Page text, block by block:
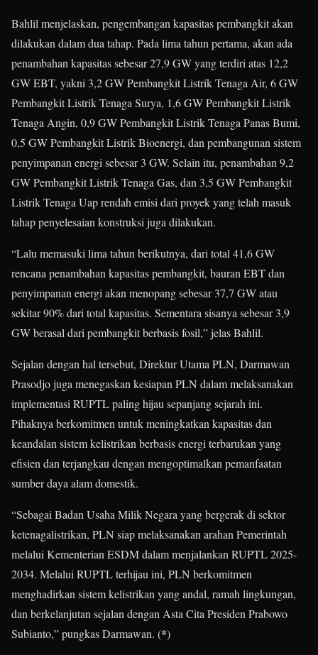
Bahlil menjelaskan, pengembangan kapasitas pembangkit akan
dilakukan dalam dua tahap. Pada lima tahun pertama, akan ada
penambahan kapasitas sebesar 27,9 GW yang terdiri atas 12,2
GW EBT, yakni 3,2 GW Pembangkit Listrik Tenaga Air, 6 GW
Pembangkit Listrik Tenaga Surya, 1,6 GW Pembangkit Listrik
Tenaga Angin, 0,9 GW Pembangkit Listrik Tenaga Panas Bumi,
0,5 GW Pembangkit Listrik Bioenergi, dan pembangunan sistem
penyimpanan energi sebesar 3 GW. Selain itu, penambahan 9,2
GW Pembangkit Listrik Tenaga Gas, dan 3,5 GW Pembangkit
Listrik Tenaga Uap rendah emisi dari proyek yang telah masuk
tahap penyelesaian konstruksi juga dilakukan.
“Lalu memasuki lima tahun berikutnya, dari total 41,6 GW
rencana penambahan kapasitas pembangkit, bauran EBT dan
penyimpanan energi akan menopang sebesar 37,7 GW atau
sekitar 90% dari total kapasitas. Sementara sisanya sebesar 3,9
GW berasal dari pembangkit berbasis fosil,” jelas Bahlil.
Sejalan dengan hal tersebut, Direktur Utama PLN, Darmawan
Prasodjo juga menegaskan kesiapan PLN dalam melaksanakan
implementasi RUPTL paling hijau sepanjang sejarah ini.
Pihaknya berkomitmen untuk meningkatkan kapasitas dan
keandalan sistem kelistrikan berbasis energi terbarukan yang
efisien dan terjangkau dengan mengoptimalkan pemanfaatan
sumber daya alam domestik.
“Sebagai Badan Usaha Milik Negara yang bergerak di sektor
ketenagalistrikan, PLN siap melaksanakan arahan Pemerintah
melalui Kementerian ESDM dalam menjalankan RUPTL 2025-
2034. Melalui RUPTL terhijau ini, PLN berkomitmen
menghadirkan sistem kelistrikan yang andal, ramah lingkungan,
dan berkelanjutan sejalan dengan Asta Cita Presiden Prabowo
Subianto,” pungkas Darmawan. (*)